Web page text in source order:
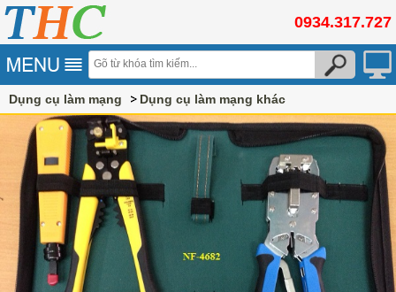
0934.317.727
Dụng cụ làm mạng Dụng cụ làm mạng khác